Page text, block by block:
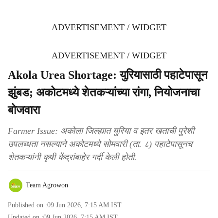
ADVERTISEMENT / WIDGET
ADVERTISEMENT / WIDGET
Akola Urea Shortage: युरियासाठी पहाटेपासून
झुंबड; अकोटमध्ये शेतकऱ्यांच्या रांगा, नियोजनाचा
बोजवारा
Farmer Issue: अकोला जिल्ह्यात युरिया व इतर खताची पुरेशी
उपलब्धता नसल्याने अकोटमध्ये सोमवारी (ता. ८) पहाटेपासूनच
शेतकऱ्यांनी कृषी केंद्रांबाहेर गर्दी केली होती.
Team Agrowon
Published on :09 Jun 2026, 7:15 AM IST